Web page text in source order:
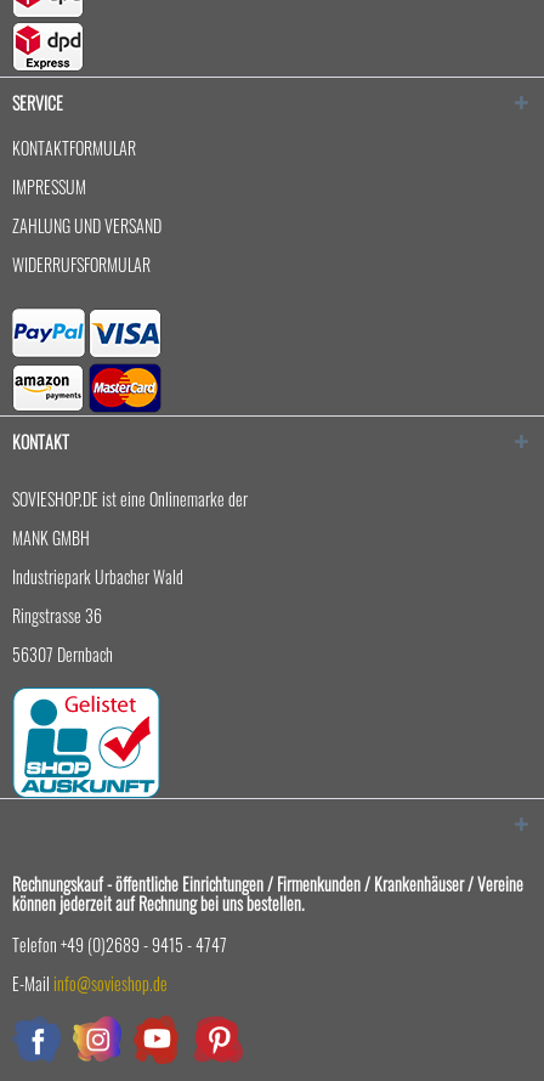
SERVICE
KONTAKTFORMULAR
IMPRESSUM
ZAHLUNG UND VERSAND
WIDERRUFSFORMULAR
KONTAKT
SOVIESHOP.DE ist eine Onlinemarke der
MANK GMBH
Industriepark Urbacher Wald
Ringstrasse 36
56307 Dernbach
Rechnungskauf - öffentliche Einrichtungen / Firmenkunden / Krankenhäuser / Vereine
können jederzeit auf Rechnung bei uns bestellen.
Telefon +49 (0)2689 - 9415 - 4747
E-Mail info@sovieshop.de